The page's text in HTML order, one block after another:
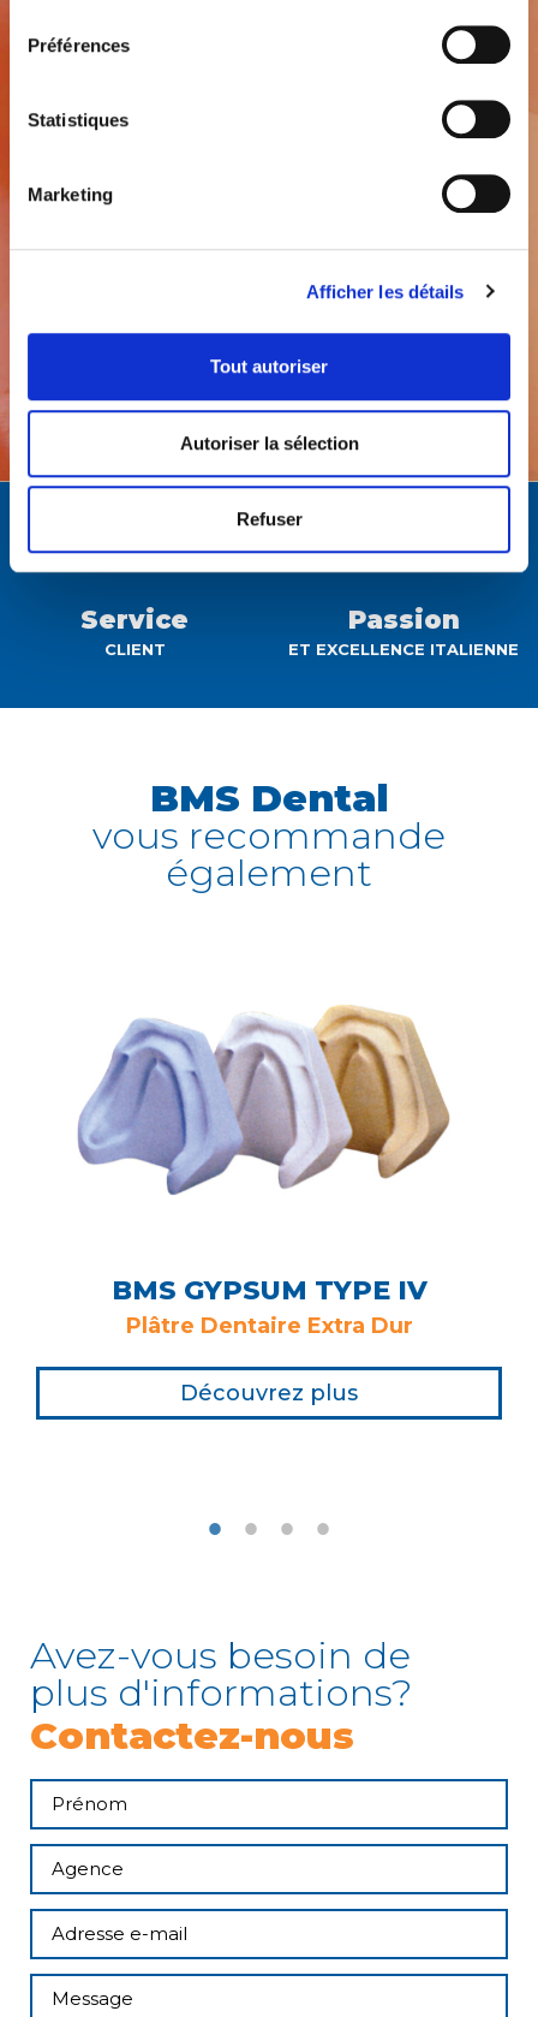
Préférences
Statistiques
Marketing
Afficher les détails
Tout autoriser
Autoriser la sélection
Refuser
Matériel d’empreinte au polysiloxane de
Tous les produits
ET SÉCURITÉ D’EXPÉRIENCE
Service
CLIENT
Passion
ET EXCELLENCE ITALIENNE
BMS Dental
vous recommande
également
BMS GYPSUM TYPE IV
Plâtre Dentaire Extra Dur
Découvrez plus
Avez-vous besoin de
plus d'informations?
Contactez-nous